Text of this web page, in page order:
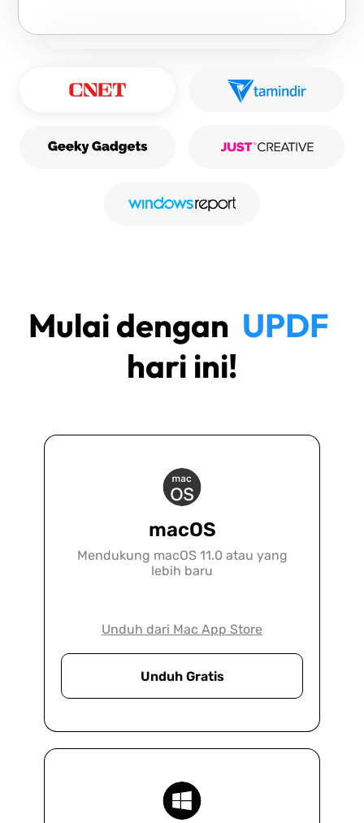
Hukum
UPDF adalah solusi utama untuk setiap
kantor hukum yang ingin beralih ke tanpa
meningkatkan kolaborasi.
Lebih Banyak Informasi
Mulai dengan UPDF
hari ini!
macOS
Mendukung macOS 11.0 atau yang
lebih baru
Unduh dari Mac App Store
Unduh Gratis